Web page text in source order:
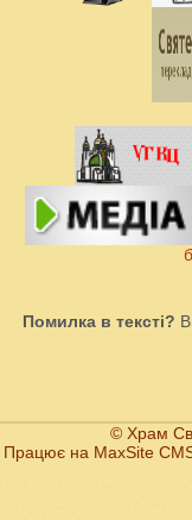
Помилка в тексті?
© Храм
Працює на MaxSite